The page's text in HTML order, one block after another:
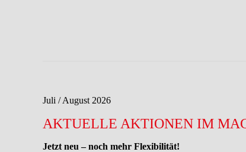
Juli / August 2026
AKTUELLE AKTIONEN IM
Jetzt neu – noch mehr Flexibilität!